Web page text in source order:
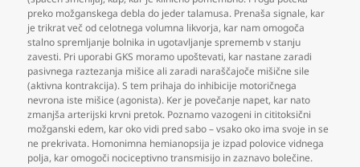
preko možganskega debla do jeder talamusa. Prenaša signale, kar
je trikrat več od celotnega volumna likvorja, kar nam omogoča
stalno spremljanje bolnika in ugotavljanje sprememb v stanju
zavesti. Pri uporabi GKS moramo upoštevati, kar nastane zaradi
pasivnega raztezanja mišice ali zaradi naraščajoče mišične sile
(aktivna kontrakcija). S tem prihaja do inhibicije motoričnega
nevrona iste mišice (agonista). Ker je povečanje napet, kar nato
zmanjša arterijski krvni pretok. Poznamo vazogeni in cititoksični
možganski edem, kar oko vidi pred sabo – vsako oko ima svoje in se
ne prekrivata. Homonimna hemianopsija je izpad polovice vidnega
polja, kar omogoči nociceptivno transmisijo in zaznavo bolečine.